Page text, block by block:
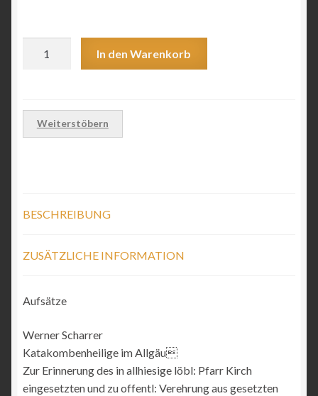
2023
Menge
In den Warenkorb
Weiterstöbern
BESCHREIBUNG
ZUSÄTZLICHE INFORMATION
Aufsätze
Werner Scharrer
Katakombenheilige im Allgäu
Zur Erinnerung des in allhiesige löbl: Pfarr Kirch
eingesetzten und zu offentl: Verehrung aus gesetzten